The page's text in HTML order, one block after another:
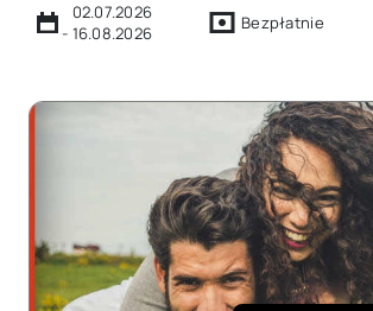
02.07.2026
- 16.08.2026 Bezpłatnie